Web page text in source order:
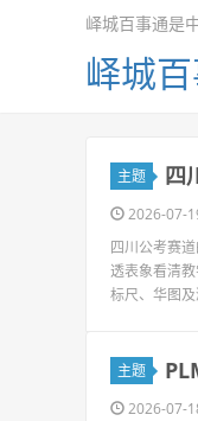
峄城百事通是
峄城
主题 四
2026-07-
四川公考赛
透表象看清
标尺、华图
主题
2026-07-